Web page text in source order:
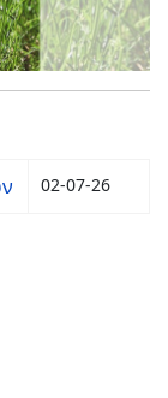
02-07-26